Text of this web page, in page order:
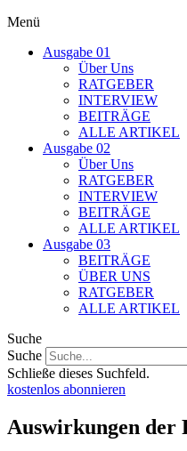
Menü
Ausgabe 01
Über Uns
RATGEBER
INTERVIEW
BEITRÄGE
ALLE ARTIKEL
Ausgabe 02
Über Uns
RATGEBER
INTERVIEW
BEITRÄGE
ALLE ARTIKEL
Ausgabe 03
BEITRÄGE
ÜBER UNS
RATGEBER
ALLE ARTIKEL
Suche
Suche
Schließe dieses Suchfeld.
kostenlos abonnieren
Auswirkungen der